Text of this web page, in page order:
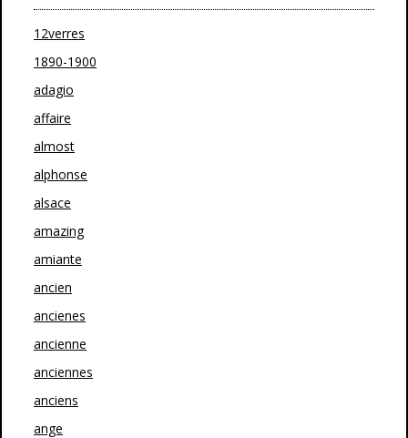
12verres
1890-1900
adagio
affaire
almost
alphonse
alsace
amazing
amiante
ancien
ancienes
ancienne
anciennes
anciens
ange